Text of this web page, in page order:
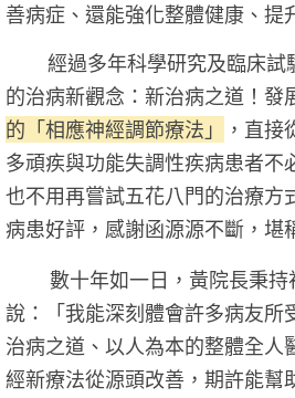
善病症、還能強化整體健康、提
經過多年科學研究及臨床試
的治病新觀念：新治病之道！發
的「相應神經調節療法」
，直
多頑疾與功能失調性疾病患者不
也不用再嘗試五花八門的治療方
病患好評，感謝函源源不斷，堪
數十年如一日，黃院長秉持
說：「我能深刻體會許多病友所
治病之道、以人為本的整體全人
經新療法從源頭改善，期許能幫